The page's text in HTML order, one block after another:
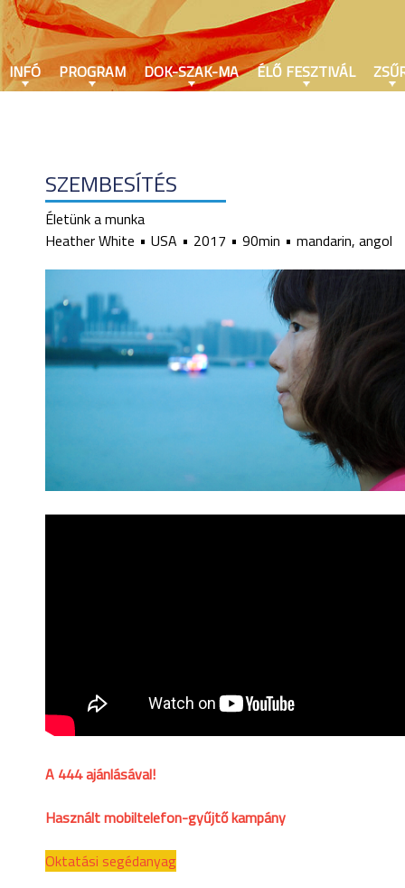
SZEMBESÍTÉS
Életünk a munka
Heather White
USA 2017 90min mandarin, angol
A 444 ajánlásával!
Használt mobiltelefon-gyűjtő kampány
Oktatási segédanyag
INFÓ PROGRAM DOK-SZAK-MA ÉLŐ FESZTIVÁL